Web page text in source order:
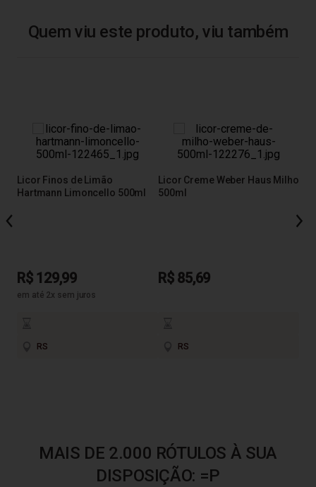
Quem viu este produto, viu também
Licor Finos de Limão
Hartmann Limoncello 500ml
R$ 129,99
em até 2x sem juros
RS
Licor Creme Weber Haus Milho
500ml
R$ 85,69
RS
MAIS DE 2.000 RÓTULOS À SUA
DISPOSIÇÃO: =P